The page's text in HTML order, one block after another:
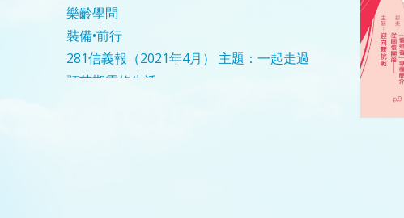
樂齡學問
裝備•前行
281信義報（2021年4月）
主題：一起走過
預苦期靈修生活